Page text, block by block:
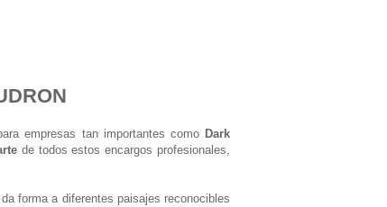
empresas tan importantes como Dark
de todos estos encargos profesionales,
forma a diferentes paisajes reconocibles